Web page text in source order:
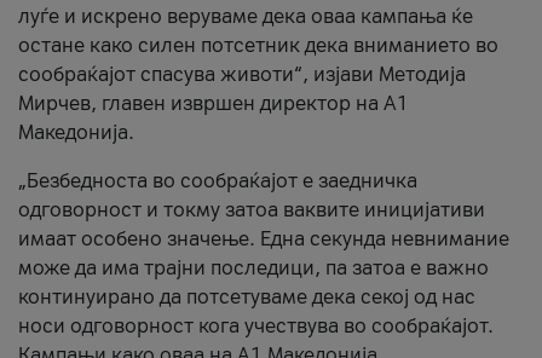
луѓе и искрено веруваме дека оваа кампања ќе
остане како силен потсетник дека вниманието во
сообраќајот спасува животи“, изјави Методија
Мирчев, главен извршен директор на А1
Македонија.
„Безбедноста во сообраќајот е заедничка
одговорност и токму затоа ваквите иницијативи
имаат особено значење. Една секунда невнимание
може да има трајни последици, па затоа е важно
континуирано да потсетуваме дека секој од нас
носи одговорност кога учествува во сообраќајот.